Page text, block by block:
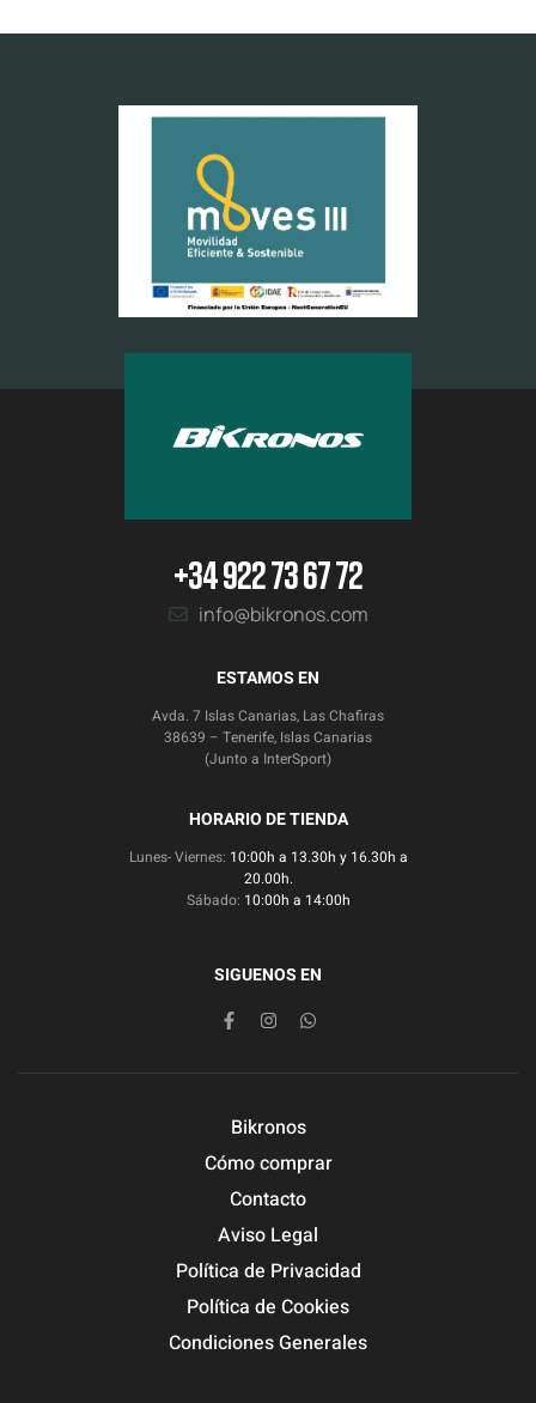
+34 922 73 67 72
info@bikronos.com
ESTAMOS EN
Avda. 7 Islas Canarias, Las Chafiras
38639 – Tenerife, Islas Canarias
(Junto a InterSport)
HORARIO DE TIENDA
Lunes- Viernes: 10:00h a 13.30h y 16.30h a
20.00h.
Sábado: 10:00h a 14:00h
SIGUENOS EN
Bikronos
Cómo comprar
Contacto
Aviso Legal
Política de Privacidad
Política de Cookies
Condiciones Generales